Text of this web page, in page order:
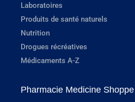
Laboratoires
Produits de santé naturels
Nutrition
Drogues récréatives
Médicaments A-Z
Pharmacie Medicine Shoppe